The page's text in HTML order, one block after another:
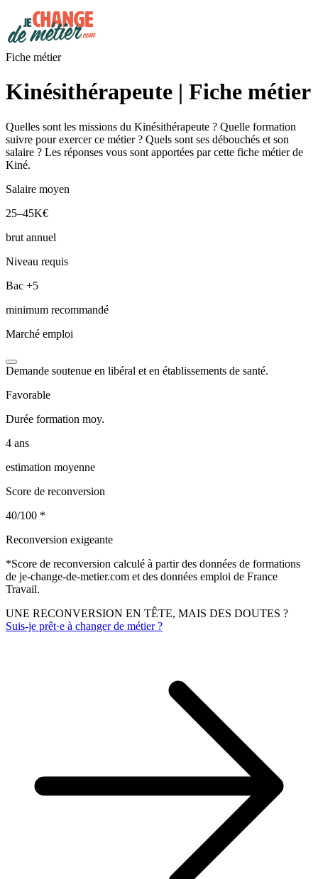
Fiche métier
Kinésithérapeute | Fiche métier
Quelles sont les missions du Kinésithérapeute ? Quelle formation
suivre pour exercer ce métier ? Quels sont ses débouchés et son
salaire ? Les réponses vous sont apportées par cette fiche métier de
Kiné.
Salaire moyen
25–45K€
brut annuel
Niveau requis
Bac +5
minimum recommandé
Marché emploi
Demande soutenue en libéral et en établissements de santé.
Favorable
Durée formation moy.
4 ans
estimation moyenne
Score de reconversion
40/100 *
Reconversion exigeante
*Score de reconversion calculé à partir des données de formations
de je-change-de-metier.com et des données emploi de France
Travail.
UNE RECONVERSION EN TÊTE, MAIS DES DOUTES ?
Suis-je prêt·e à changer de métier ?